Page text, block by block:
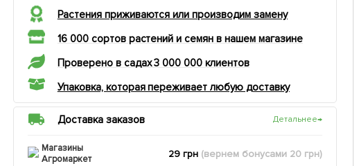
Растения приживаются или производим замену
16 000 сортов растений и семян в нашем магазине
Проверено в садах 3 000 000 клиентов
Упаковка, которая переживает любую доставку
Доставка заказов Детальнее→
Магазины
Агромаркет
29 грн (вернем бонусами 20 грн)